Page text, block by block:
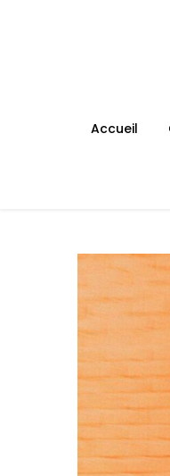
Accueil